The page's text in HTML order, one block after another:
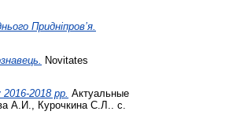
Придніпров’я.
Novitates
2018 рр. Актуальные
А.И., Курочкина С.Л.. с.